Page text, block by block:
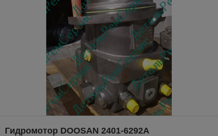
Гидромотор DOOSAN 2401-6292A